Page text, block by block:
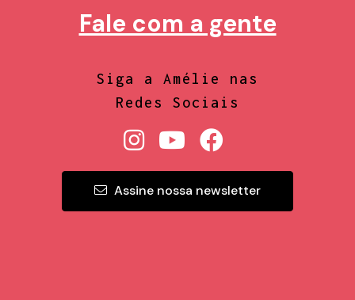
Fale com a gente
Siga a Amélie nas
Redes Sociais
Assine nossa newsletter